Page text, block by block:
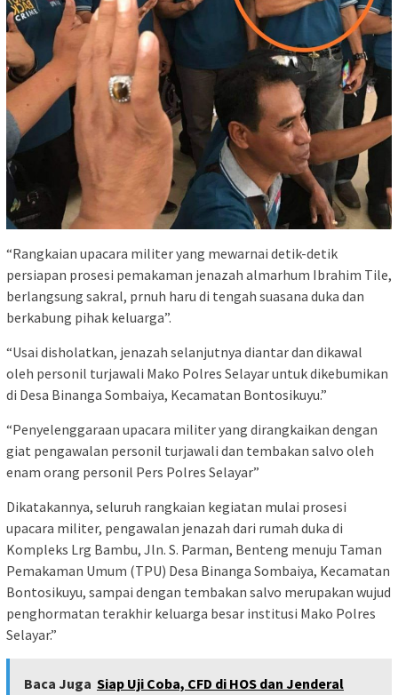
“Rangkaian upacara militer yang mewarnai detik-detik
persiapan prosesi pemakaman jenazah almarhum Ibrahim Tile,
berlangsung sakral, prnuh haru di tengah suasana duka dan
berkabung pihak keluarga”.
“Usai disholatkan, jenazah selanjutnya diantar dan dikawal
oleh personil turjawali Mako Polres Selayar untuk dikebumikan
di Desa Binanga Sombaiya, Kecamatan Bontosikuyu.”
“Penyelenggaraan upacara militer yang dirangkaikan dengan
giat pengawalan personil turjawali dan tembakan salvo oleh
enam orang personil Pers Polres Selayar”
Dikatakannya, seluruh rangkaian kegiatan mulai prosesi
upacara militer, pengawalan jenazah dari rumah duka di
Kompleks Lrg Bambu, Jln. S. Parman, Benteng menuju Taman
Pemakaman Umum (TPU) Desa Binanga Sombaiya, Kecamatan
Bontosikuyu, sampai dengan tembakan salvo merupakan wujud
penghormatan terakhir keluarga besar institusi Mako Polres
Selayar.”
Baca Juga Siap Uji Coba, CFD di HOS dan Jenderal